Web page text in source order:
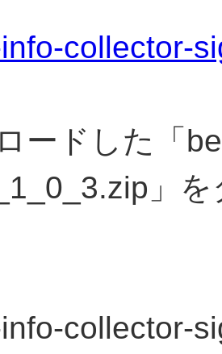
collector-
ードした「
」
info-collector-